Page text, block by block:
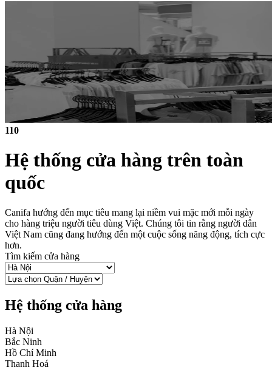
110
Hệ thống cửa hàng trên toàn
quốc
Canifa hướng đến mục tiêu mang lại niềm vui mặc mới mỗi ngày
cho hàng triệu người tiêu dùng Việt. Chúng tôi tin rằng người dân
Việt Nam cũng đang hướng đến một cuộc sống năng động, tích cực
hơn.
Tìm kiếm cửa hàng
Hệ thống cửa hàng
Hà Nội
Bắc Ninh
Hồ Chí Minh
Thanh Hoá